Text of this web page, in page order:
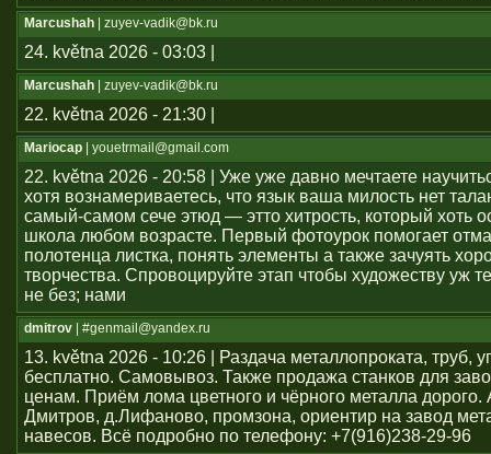
Marcushah | zuyev-vadik@bk.ru
24. května 2026 - 03:03 |
Marcushah | zuyev-vadik@bk.ru
22. května 2026 - 21:30 |
Mariocap | youеtrmail@gmail.com
22. května 2026 - 20:58 | Уже уже давно мечтаете
хотя вознамериваетесь, что язык ваша милость нет
самый-самом сече этюд — этто хитрость, который хоть
школа любом возрасте. Первый фотоурок помогает
полотенца листка, понять элементы а также зачуять
творчества. Спровоцируйте этап чтобы художеству уж
не без; нами
dmitrov | #genmail@yandex.ru
13. května 2026 - 10:26 | Раздача металлопроката, труб,
бесплатно. Самовывоз. Также продажа станков для
ценам. Приём лома цветного и чёрного металла дорого.
Дмитров, д.Лифаново, промзона, ориентир на завод
навесов. Всё подробно по телефону: +7(916)238-29-96